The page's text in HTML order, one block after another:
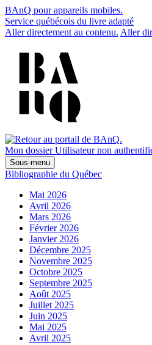
BAnQ pour appareils mobiles.
Service québécois du livre adapté
Aller directement au contenu. Aller
Mon dossier Utilisateur non
Sous-menu
Bibliographie du Québec
Mai 2026
Avril 2026
Mars 2026
Février 2026
Janvier 2026
Décembre 2025
Novembre 2025
Octobre 2025
Septembre 2025
Août 2025
Juillet 2025
Juin 2025
Mai 2025
Avril 2025